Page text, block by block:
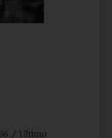
/ Ultimo